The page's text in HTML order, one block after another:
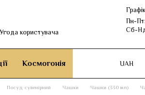
Угода користувача
Пн-
Сб-
Космогонія UAH
Посуд сувенірний Чашки Чашки (330 мл)